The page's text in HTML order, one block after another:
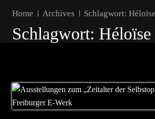
Home Archives Schlagwort:
Schlagwort: